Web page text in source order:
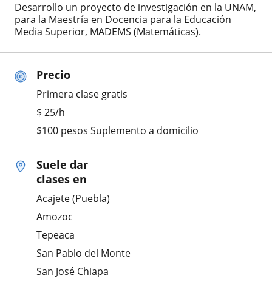
Precio
Primera clase gratis
$ 25/h
$100 pesos Suplemento a domicilio
Suele dar
clases en
Acajete (Puebla)
Amozoc
Tepeaca
San Pablo del Monte
San José Chiapa
Desarrollo un proyecto de investigación en la UNAM,
para la Maestría en Docencia para la Educación
Media Superior, MADEMS (Matemáticas).